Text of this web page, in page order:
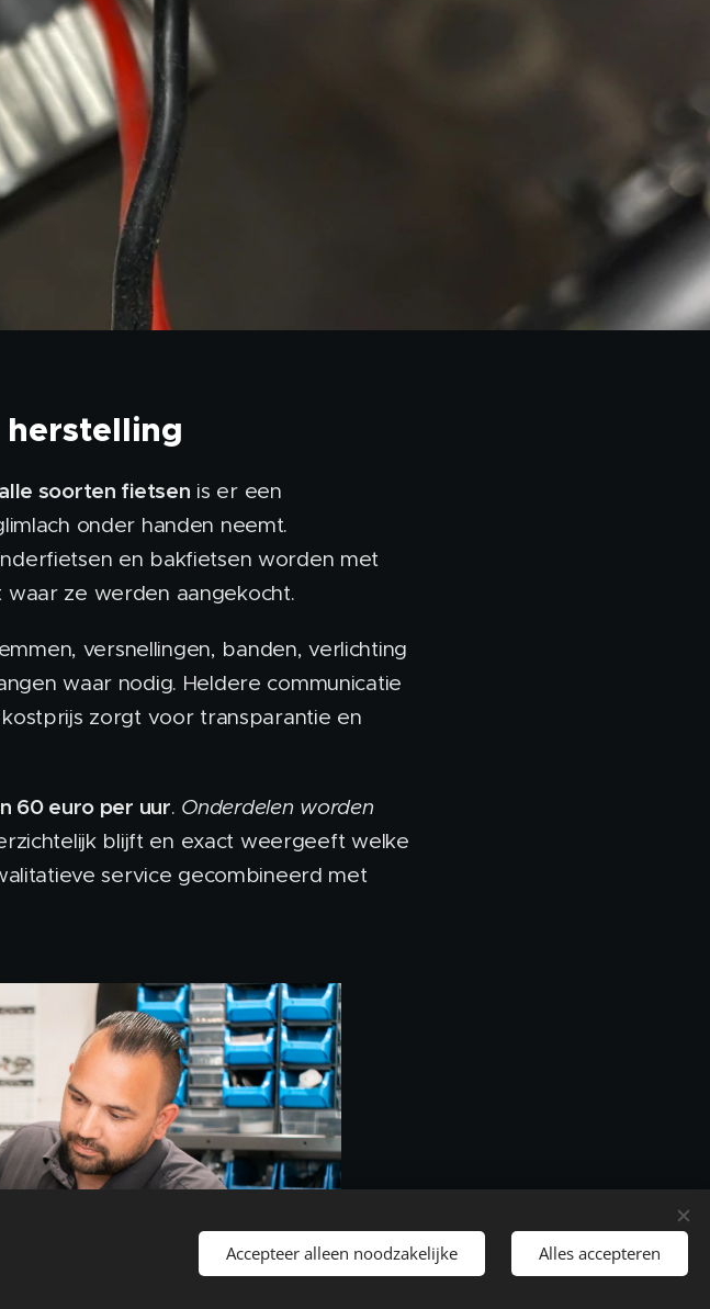
soorten fietsen is er een
onder handen neemt.
en bakfietsen worden met
ze werden aangekocht.
versnellingen, banden, verlichting
waar nodig. Heldere communicatie
zorgt voor transparantie en
60 euro per uur. Onderdelen worden
blijft en exact weergeeft welke
service gecombineerd met
Accepteer alleen noodzakelijke Alles accepteren